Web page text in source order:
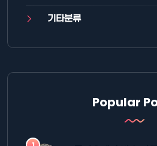
기타분류
Popular